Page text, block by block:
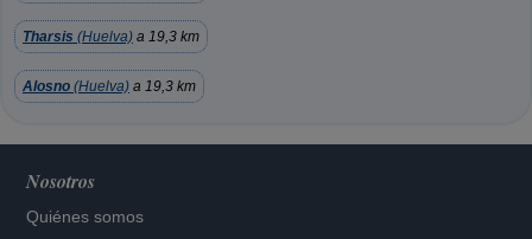
Tharsis (Huelva) a 19,3 km
Alosno (Huelva) a 19,3 km
Nosotros
Quiénes somos